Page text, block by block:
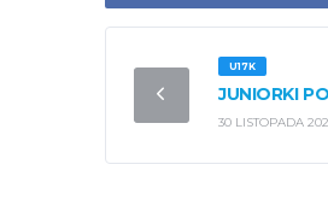
U17K
JUNIORKI
30 LISTOPADA